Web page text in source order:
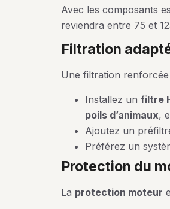
Avec les composants
reviendra entre 75 et
filtration
Une filtration
Installez un filtre
poils d’animaux,
Ajoutez un
Préférez un
protection du
La protection moteur